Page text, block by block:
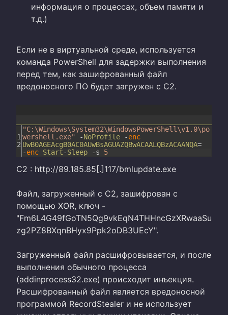
информация о процессах, объем памяти и
т.д.)
Если не в виртуальной среде, используется
команда PowerShell для задержки выполнения
перед тем, как зашифрованный файл
вредоносного ПО будет загружен с C2.
1
2
"C:\Windows\System32\WindowsPowerShell\v1.0\po
wershell.exe"
-NoProfile -enc
UwB0AGEAcgB0AC0AUwBsAGUAZQBwACAALQBzACAANQA=
-enc Start-Sleep -s 5
C2 : http://89.185.85[.]117/bmlupdate.exe
Файл, загруженный с C2, зашифрован с
помощью XOR, ключ -
"Fm6L4G49fGoTN5Qg9vkEqN4THHncGzXRwaaSu
zg2PZ8BXqnBHyx9Ppk2oDB3UEcY".
Загруженный файл расшифровывается, и после
выполнения обычного процесса
(addinprocess32.exe) происходит инъекция.
Расшифрованный файл является вредоносной
программой RecordStealer и не использует